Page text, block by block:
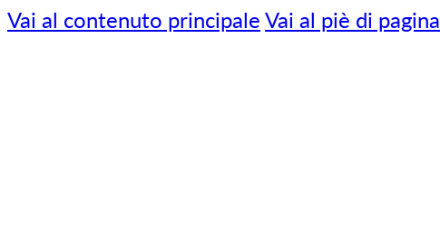
Vai al contenuto principale Vai al piè di pagina